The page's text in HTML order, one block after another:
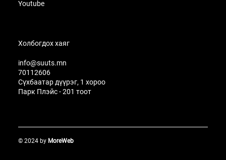
Youtube
Холбогдох хаяг
info@suuts.mn
70112606
Сүхбаатар дүүрэг, 1 хороо
Парк Плэйс - 201 тоот
© 2024 by MoreWeb